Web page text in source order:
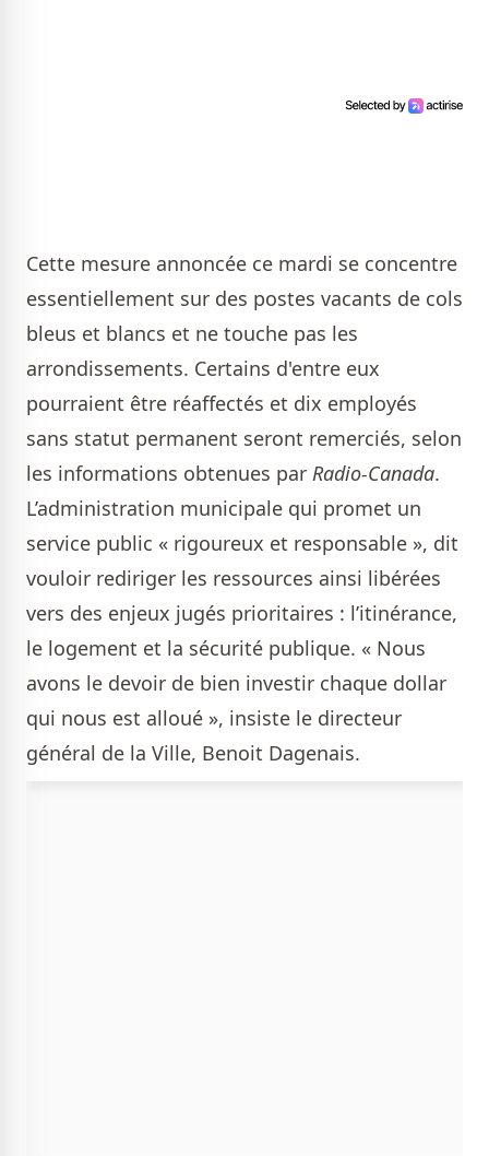
Cette mesure annoncée ce mardi se concentre
essentiellement sur des postes vacants de cols
bleus et blancs et ne touche pas les
arrondissements. Certains d'entre eux
pourraient être réaffectés et dix employés
sans statut permanent seront remerciés, selon
les informations obtenues par Radio-Canada.
L’administration municipale qui promet un
service public « rigoureux et responsable », dit
vouloir rediriger les ressources ainsi libérées
vers des enjeux jugés prioritaires : l’itinérance,
le logement et la sécurité publique. « Nous
avons le devoir de bien investir chaque dollar
qui nous est alloué », insiste le directeur
général de la Ville, Benoit Dagenais.